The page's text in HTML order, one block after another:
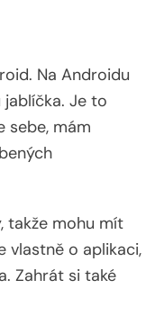
Na Androidu
Je to
sebe, mám
takže mohu mít
vlastně o aplikaci,
Zahrát si také